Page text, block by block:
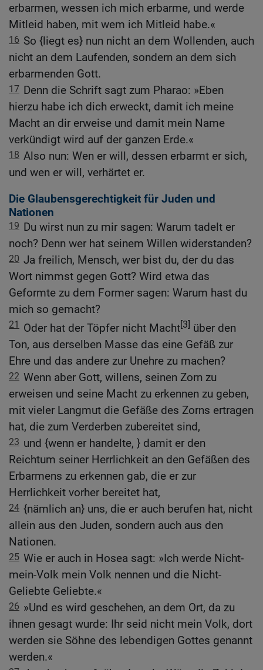
erbarmen, wessen ich mich erbarme, und werde
Mitleid haben, mit wem ich Mitleid habe.«
16 So {liegt es} nun nicht an dem Wollenden, auch
nicht an dem Laufenden, sondern an dem sich
erbarmenden Gott.
17 Denn die Schrift sagt zum Pharao: »Eben
hierzu habe ich dich erweckt, damit ich meine
Macht an dir erweise und damit mein Name
verkündigt wird auf der ganzen Erde.«
18 Also nun: Wen er will, dessen erbarmt er sich,
und wen er will, verhärtet er.
Die Glaubensgerechtigkeit für Juden und
Nationen
19 Du wirst nun zu mir sagen: Warum tadelt er
noch? Denn wer hat seinem Willen widerstanden?
20 Ja freilich, Mensch, wer bist du, der du das
Wort nimmst gegen Gott? Wird etwa das
Geformte zu dem Former sagen: Warum hast du
mich so gemacht?
21 Oder hat der Töpfer nicht Macht[3] über den
Ton, aus derselben Masse das eine Gefäß zur
Ehre und das andere zur Unehre zu machen?
22 Wenn aber Gott, willens, seinen Zorn zu
erweisen und seine Macht zu erkennen zu geben,
mit vieler Langmut die Gefäße des Zorns ertragen
hat, die zum Verderben zubereitet sind,
23 und {wenn er handelte, } damit er den
Reichtum seiner Herrlichkeit an den Gefäßen des
Erbarmens zu erkennen gab, die er zur
Herrlichkeit vorher bereitet hat,
24 {nämlich an} uns, die er auch berufen hat, nicht
allein aus den Juden, sondern auch aus den
Nationen.
25 Wie er auch in Hosea sagt: »Ich werde Nicht-
mein-Volk mein Volk nennen und die Nicht-
Geliebte Geliebte.«
26 »Und es wird geschehen, an dem Ort, da zu
ihnen gesagt wurde: Ihr seid nicht mein Volk, dort
werden sie Söhne des lebendigen Gottes genannt
werden.«